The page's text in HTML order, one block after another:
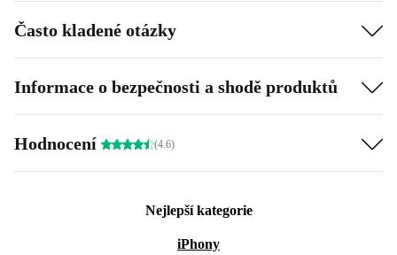
Často kladené otázky
Informace o bezpečnosti a shodě produktů
Hodnocení (4.6)
Nejlepší kategorie
iPhony